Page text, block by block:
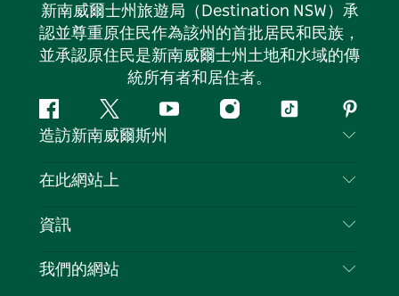
新南威爾士州旅遊局（Destination NSW）承
認並尊重原住民作為該州的首批居民和民族，
並承認原住民是新南威爾士州土地和水域的傳
統所有者和居住者。
Facebook嘰
嘰
喳
Youtube Instagram
抖
造訪新南威爾斯州
聯絡我們
隱私
Cookie 通知
在此網站上
目的地
新南威爾斯州公路旅行
資訊
旅行資訊
我們的網站